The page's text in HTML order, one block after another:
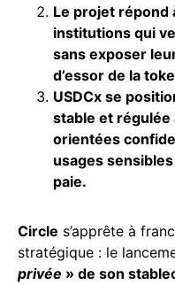
Le projet répond
institutions qui
sans exposer
d’essor de la
USDCx se
stable et
orientées
usages
paie.
Circle s’apprête à
stratégique : le
privée » de son